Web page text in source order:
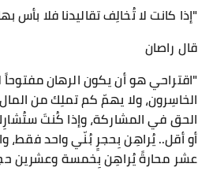
"إذا كانت لا تُخالِف تقاليدنا فلا بأس
قال راصان
"اقتراحي هو أن يكون الرهان
الخاسِرون، ولا يهمّ كم تملِك من
الحق في المشاركة، وإذا كُنتَ
أو أقل.. يُراهِن بِحجرٍ بُنّي واحد فقط،
عشر محارةً يُراهِن بِخمسة وعشرين